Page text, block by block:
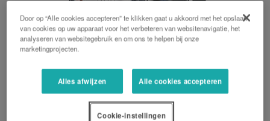
RA1035
Compacte enkele rotor harken
Door op “Alle cookies accepteren” te klikken gaat u akkoord met het opslaan
van cookies op uw apparaat voor het verbeteren van websitenavigatie, het
analyseren van websitegebruik en om ons te helpen bij onze
marketingprojecten.
Alles afwijzen Alle cookies accepteren
Cookie-instellingen